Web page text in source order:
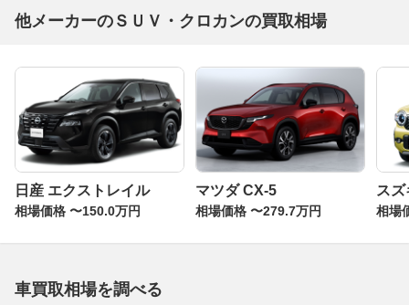
他メーカーのＳＵＶ・クロカンの買取相場
日産 エクストレイル
相場価格 〜150.0万円
マツダ CX-5
相場価格 〜279.7万円
ス
相場
車買取相場を調べる